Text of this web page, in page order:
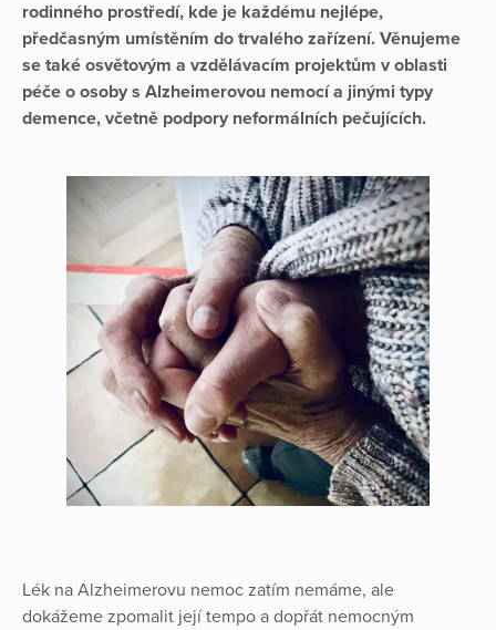
rodinného prostředí, kde je každému nejlépe,
předčasným umístěním do trvalého zařízení. Věnujeme
se také osvětovým a vzdělávacím projektům v oblasti
péče o osoby s Alzheimerovou nemocí a jinými typy
demence, včetně podpory neformálních pečujících.
Lék na Alzheimerovu nemoc zatím nemáme, ale
dokážeme zpomalit její tempo a dopřát nemocným